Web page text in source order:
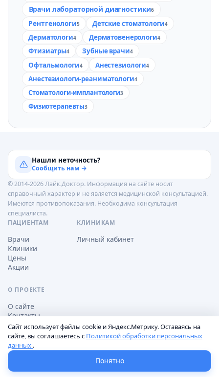
Врачи лабораторной диагностики6
Рентгенологи5 Детские стоматологи4
Дерматологи4 Дерматовенерологи4
Фтизиатры4 Зубные врачи4
Офтальмологи4 Анестезиологи4
Анестезиологи-реаниматологи4
Стоматологи-имплантологи3
Физиотерапевты3
Нашли неточность?
Сообщить нам →
© 2014-2026 Лайк.Доктор. Информация на сайте носит
справочный характер и не является медицинской консультацией.
Имеются противопоказания. Необходима консультация
специалиста.
ПАЦИЕНТАМ
Врачи
Клиники
Цены
Акции
КЛИНИКАМ
Личный кабинет
О ПРОЕКТЕ
О сайте
Контакты
Обработка персональных данных
Пользовательское соглашениеНастройки cookie
Сайт использует файлы cookie и Яндекс.Метрику. Оставаясь на
сайте, вы соглашаетесь с Политикой обработки персональных
данных .
Понятно